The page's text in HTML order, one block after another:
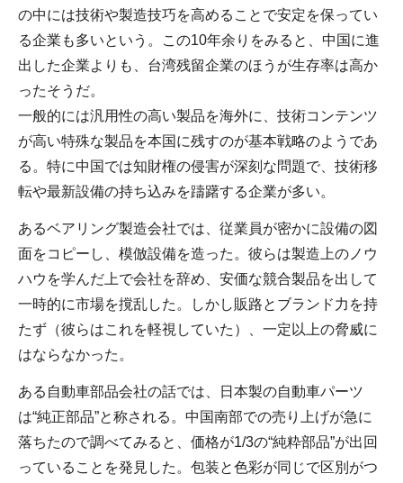
の中には技術や製造技巧を高めることで安定を保ってい
る企業も多いという。この10年余りをみると、中国に進
出した企業よりも、台湾残留企業のほうが生存率は高か
ったそうだ。
一般的には汎用性の高い製品を海外に、技術コンテンツ
が高い特殊な製品を本国に残すのが基本戦略のようであ
る。特に中国では知財権の侵害が深刻な問題で、技術移
転や最新設備の持ち込みを躊躇する企業が多い。
あるベアリング製造会社では、従業員が密かに設備の図
面をコピーし、模倣設備を造った。彼らは製造上のノウ
ハウを学んだ上で会社を辞め、安価な競合製品を出して
一時的に市場を撹乱した。しかし販路とブランド力を持
たず（彼らはこれを軽視していた）、一定以上の脅威に
はならなかった。
ある自動車部品会社の話では、日本製の自動車パーツ
は“純正部品”と称される。中国南部での売り上げが急に
落ちたので調べてみると、価格が1/3の“純粋部品”が出回
っていることを発見した。包装と色彩が同じで区別がつ